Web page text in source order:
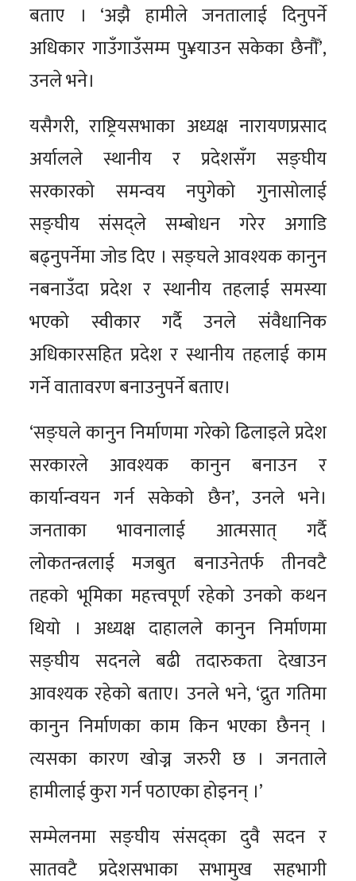
बताए । ‘अझै हामीले जनतालाई दिनुपर्ने
अधिकार गाउँगाउँसम्म पु¥याउन सकेका छैनौँ’,
उनले भने।
यसैगरी, राष्ट्रियसभाका अध्यक्ष नारायणप्रसाद
अर्यालले स्थानीय र प्रदेशसँग सङ्घीय
सरकारको समन्वय नपुगेको गुनासोलाई
सङ्घीय संसद्ले सम्बोधन गरेर अगाडि
बढ्नुपर्नेमा जोड दिए । सङ्घले आवश्यक कानुन
नबनाउँदा प्रदेश र स्थानीय तहलाई समस्या
भएको स्वीकार गर्दै उनले संवैधानिक
अधिकारसहित प्रदेश र स्थानीय तहलाई काम
गर्ने वातावरण बनाउनुपर्ने बताए।
‘सङ्घले कानुन निर्माणमा गरेको ढिलाइले प्रदेश
सरकारले आवश्यक कानुन बनाउन र
कार्यान्वयन गर्न सकेको छैन’, उनले भने।
जनताका भावनालाई आत्मसात् गर्दै
लोकतन्त्रलाई मजबुत बनाउनेतर्फ तीनवटै
तहको भूमिका महत्त्वपूर्ण रहेको उनको कथन
थियो । अध्यक्ष दाहालले कानुन निर्माणमा
सङ्घीय सदनले बढी तदारुकता देखाउन
आवश्यक रहेको बताए। उनले भने, ‘द्रुत गतिमा
कानुन निर्माणका काम किन भएका छैनन् ।
त्यसका कारण खोज्न जरुरी छ । जनताले
हामीलाई कुरा गर्न पठाएका होइनन् ।’
सम्मेलनमा सङ्घीय संसद्का दुवै सदन र
सातवटै प्रदेशसभाका सभामुख सहभागी